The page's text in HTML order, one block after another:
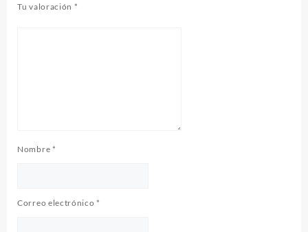
Tu valoración *
Nombre *
Correo electrónico *